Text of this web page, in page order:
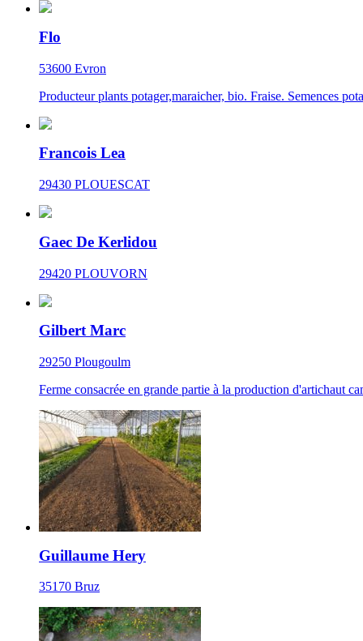
Flo
53600 Evron
Producteur plants potager,maraicher, bio. Fraise. Semences
Francois Lea
29430 PLOUESCAT
Gaec De Kerlidou
29420 PLOUVORN
Gilbert Marc
29250 Plougoulm
Ferme consacrée en grande partie à la production d'artichaut
Guillaume Hery
35170 Bruz